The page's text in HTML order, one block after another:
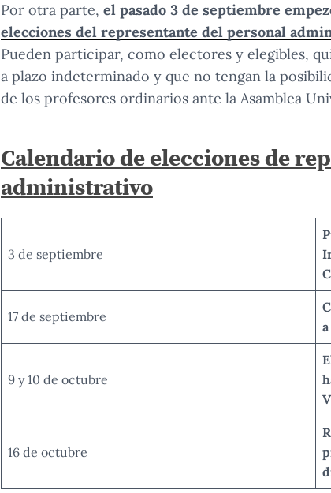
Por otra parte, el pasado 3 de septiembre
elecciones del representante del personal
Pueden participar, como electores y elegibles,
a plazo indeterminado y que no tengan la
de los profesores ordinarios ante la Asamblea
Calendario de elecciones de
administrativo
3 de septiembre
17 de septiembre
9 y 10 de octubre
16 de octubre